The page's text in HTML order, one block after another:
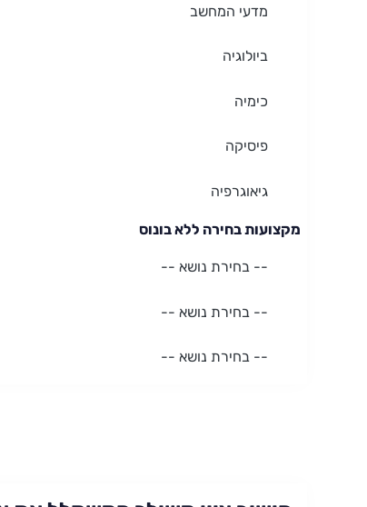
מדעי המחשב
ביולוגיה
כימיה
פיסיקה
גיאוגרפיה
מקצועות בחירה ללא בונוס
-- בחירת נושא --
-- בחירת נושא --
-- בחירת נושא --